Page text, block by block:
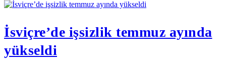
İsviçre’de işsizlik temmuz ayında
yükseldi